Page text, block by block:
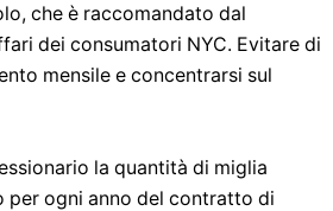
che è raccomandato dal
dei consumatori NYC. Evitare di
mensile e concentrarsi sul
la quantità di miglia
per ogni anno del contratto di